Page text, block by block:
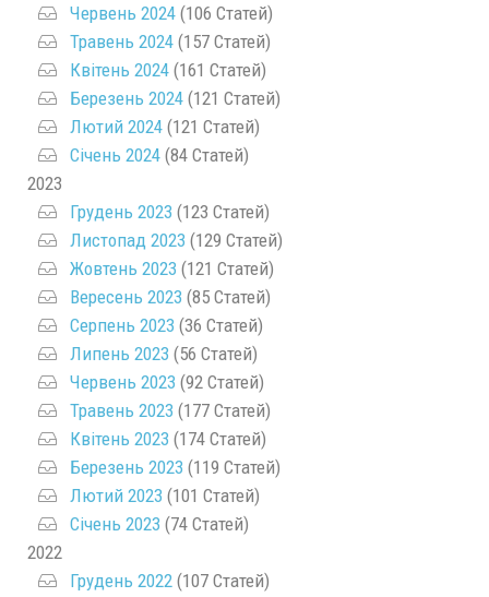
Червень 2024 (106 Статей)
Травень 2024 (157 Статей)
Квітень 2024 (161 Статей)
Березень 2024 (121 Статей)
Лютий 2024 (121 Статей)
Січень 2024 (84 Статей)
2023
Грудень 2023 (123 Статей)
Листопад 2023 (129 Статей)
Жовтень 2023 (121 Статей)
Вересень 2023 (85 Статей)
Серпень 2023 (36 Статей)
Липень 2023 (56 Статей)
Червень 2023 (92 Статей)
Травень 2023 (177 Статей)
Квітень 2023 (174 Статей)
Березень 2023 (119 Статей)
Лютий 2023 (101 Статей)
Січень 2023 (74 Статей)
2022
Грудень 2022 (107 Статей)